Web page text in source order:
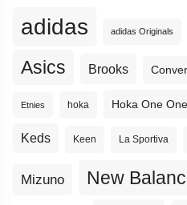
adidas adidas Originals
Asics Brooks
Etnies hoka Hoka One One
Keds Keen La Sportiva
Mizuno New